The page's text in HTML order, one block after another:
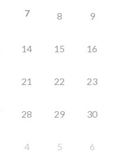
7 8 9
14 15 16
21 22 23
28 29 30
4 5 6